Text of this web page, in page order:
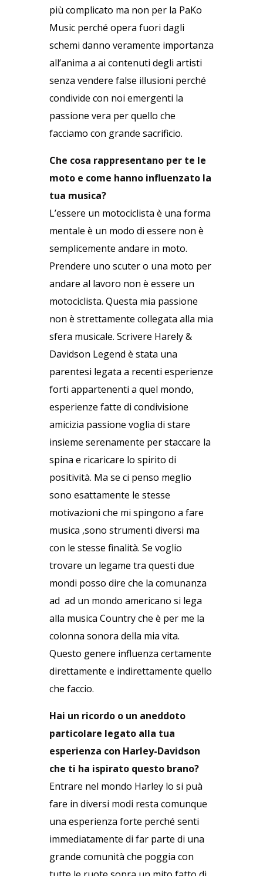
più complicato ma non per la PaKo
Music perché opera fuori dagli
schemi danno veramente importanza
all’anima a ai contenuti degli artisti
senza vendere false illusioni perché
condivide con noi emergenti la
passione vera per quello che
facciamo con grande sacrificio.
Che cosa rappresentano per te le
moto e come hanno influenzato la
tua musica?
L’essere un motociclista è una forma
mentale è un modo di essere non è
semplicemente andare in moto.
Prendere uno scuter o una moto per
andare al lavoro non è essere un
motociclista. Questa mia passione
non è strettamente collegata alla mia
sfera musicale. Scrivere Harely &
Davidson Legend è stata una
parentesi legata a recenti esperienze
forti appartenenti a quel mondo,
esperienze fatte di condivisione
amicizia passione voglia di stare
insieme serenamente per staccare la
spina e ricaricare lo spirito di
positività. Ma se ci penso meglio
sono esattamente le stesse
motivazioni che mi spingono a fare
musica ,sono strumenti diversi ma
con le stesse finalità. Se voglio
trovare un legame tra questi due
mondi posso dire che la comunanza
ad ad un mondo americano si lega
alla musica Country che è per me la
colonna sonora della mia vita.
Questo genere influenza certamente
direttamente e indirettamente quello
che faccio.
Hai un ricordo o un aneddoto
particolare legato alla tua
esperienza con Harley-Davidson
che ti ha ispirato questo brano?
Entrare nel mondo Harley lo si puà
fare in diversi modi resta comunque
una esperienza forte perché senti
immediatamente di far parte di una
grande comunità che poggia con